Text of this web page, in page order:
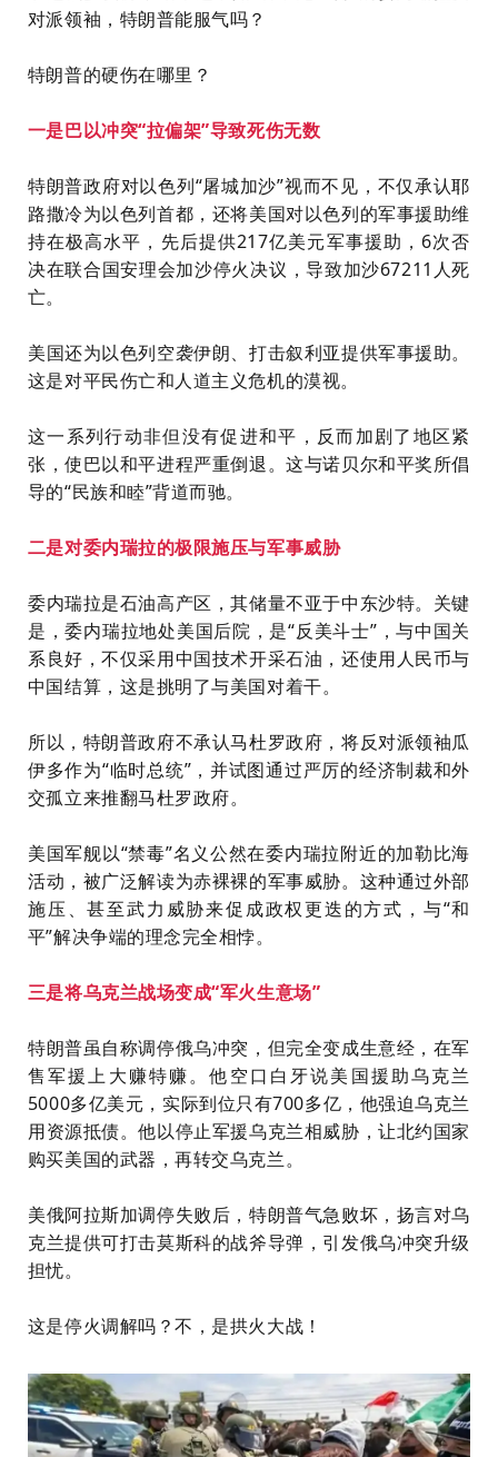
对派领袖，特朗普能服气吗？
特朗普的硬伤在哪里？
一是巴以冲突“拉偏架”导致死伤无数
特朗普政府对以色列“屠城加沙”视而不见，不仅承认耶
路撒冷为以色列首都，还将美国对以色列的军事援助维
持在极高水平，先后提供217亿美元‌军事援助，6次否
决在联合国安理会加沙停火决议，导致加沙67211人死
亡。
美国还为以色列空袭伊朗、打击叙利亚提供军事援助。
这是对平民伤亡和人道主义危机的漠视。
这一系列行动非但没有促进和平，反而加剧了地区紧
张，使巴以和平进程严重倒退。这与诺贝尔和平奖所倡
导的“民族和睦”背道而驰。
二是对委内瑞拉的极限施压与军事威胁
委内瑞拉是石油高产区，其储量不亚于中东沙特。关键
是，委内瑞拉地处美国后院，是“反美斗士”，与中国关
系良好，不仅采用中国技术开采石油，还使用人民币与
中国结算，这是挑明了与美国对着干。
所以，特朗普政府不承认马杜罗政府，将反对派领袖瓜
伊多作为“临时总统”，并试图通过严厉的经济制裁和外
交孤立来推翻马杜罗政府。
美国军舰以“禁毒”名义公然在委内瑞拉附近的加勒比海
活动，被广泛解读为赤裸裸的军事威胁。这种通过外部
施压、甚至武力威胁来促成政权更迭的方式，与“和
平”解决争端的理念完全相悖。
三是将乌克兰战场变成“军火生意场”
特朗普虽自称调停俄乌冲突，但完全变成生意经，在军
售军援上大赚特赚。他空口白牙说美国援助乌克兰
5000多亿美元，实际到位只有700多亿，他强迫乌克兰
用资源抵债。他以停止军援乌克兰相威胁，让北约国家
购买美国的武器，再转交乌克兰。
美俄阿拉斯加调停失败后，特朗普气急败坏，扬言对乌
克兰提供可打击莫斯科的战斧导弹，引发俄乌冲突升级
担忧。
这是停火调解吗？不，是拱火大战！